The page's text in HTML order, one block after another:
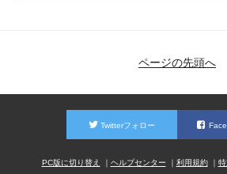
ページの先頭へ
Twitterフォロー
PC版に切り替え ヘルプセンター 利用規約